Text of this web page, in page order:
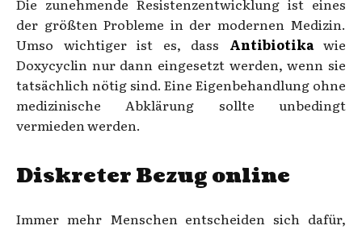
der größten Probleme in der modernen Medizin.
Umso wichtiger ist es, dass Antibiotikawie
Doxycyclin nur dann eingesetzt werden, wenn sie
tatsächlich nötig sind. Eine Eigenbehandlung ohne
medizinische Abklärung sollte unbedingt
vermieden werden.
Diskreter Bezug online
Immer mehr Menschen entscheiden sich dafür,